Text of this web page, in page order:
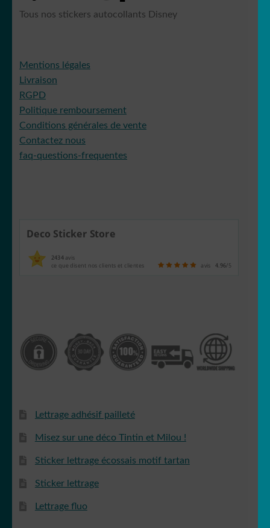
Tous nos stickers autocollants Disney
Mentions légales
Livraison
RGPD
Politique remboursement
Conditions générales de vente
Contactez nous
faq-questions-frequentes
Deco Sticker Store
2434avis
ce que disent nos clients et clientes avis 4.96/5
Lettrage adhésif pailleté
Misez sur une déco Tintin et Milou !
Sticker lettrage écossais motif tartan
Sticker lettrage
Lettrage fluo